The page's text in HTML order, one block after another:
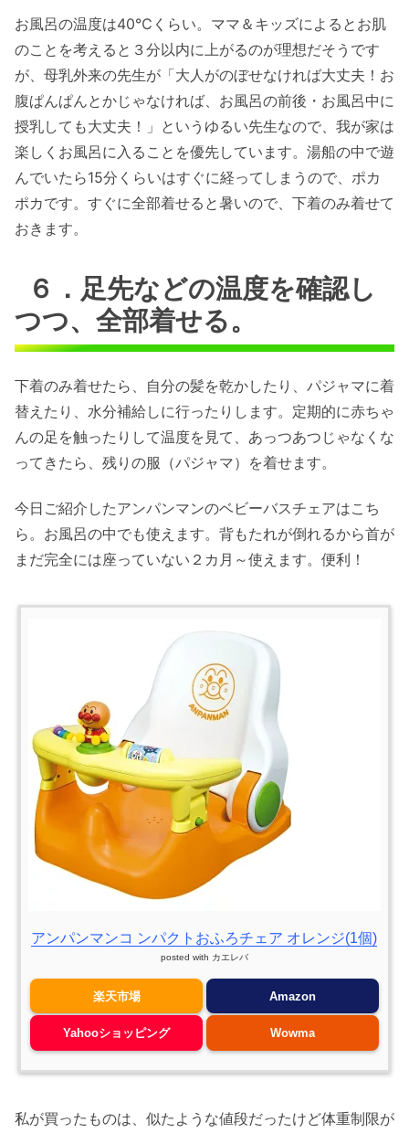
お風呂の温度は40℃くらい。ママ＆キッズによるとお肌
のことを考えると３分以内に上がるのが理想だそうです
が、母乳外来の先生が「大人がのぼせなければ大丈夫！お
腹ぱんぱんとかじゃなければ、お風呂の前後・お風呂中に
授乳しても大丈夫！」というゆるい先生なので、我が家は
楽しくお風呂に入ることを優先しています。湯船の中で遊
んでいたら15分くらいはすぐに経ってしまうので、ポカ
ポカです。すぐに全部着せると暑いので、下着のみ着せて
おきます。
６．足先などの温度を確認し
つつ、全部着せる。
下着のみ着せたら、自分の髪を乾かしたり、パジャマに着
替えたり、水分補給しに行ったりします。定期的に赤ちゃ
んの足を触ったりして温度を見て、あっつあつじゃなくな
ってきたら、残りの服（パジャマ）を着せます。
今日ご紹介したアンパンマンのベビーバスチェアはこち
ら。お風呂の中でも使えます。背もたれが倒れるから首が
まだ完全には座っていない２カ月～使えます。便利！
アンパンマンコ ンパクトおふろチェア オレンジ(1個)
posted with カエレバ
楽天市場 Amazon
Yahooショッピング Wowma
私が買ったものは、似たような値段だったけど体重制限が